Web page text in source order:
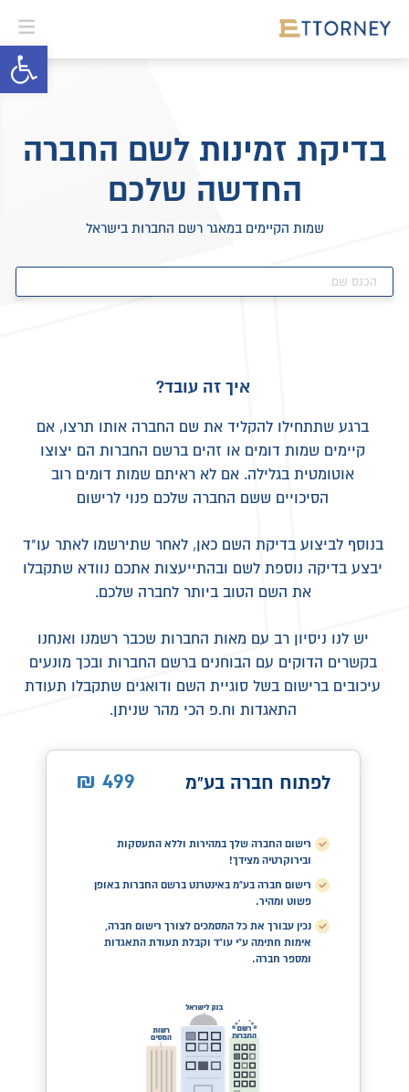
פתח
בדיקת זמינות לשם החברה
החדשה שלכם
שמות הקיימים במאגר רשם החברות בישראל
איך זה עובד?
ברגע שתתחילו להקליד את שם החברה אותו תרצו, אם
קיימים שמות דומים או זהים ברשם החברות הם יצוצו
אוטומטית בגלילה. אם לא ראיתם שמות דומים רוב
הסיכויים ששם החברה שלכם פנוי לרישום
בנוסף לביצוע בדיקת השם כאן, לאחר שתירשמו לאתר עו"ד
יבצע בדיקה נוספת לשם ובהתייעצות אתכם נוודא שתקבלו
את השם הטוב ביותר לחברה שלכם.
יש לנו ניסיון רב עם מאות החברות שכבר רשמנו ואנחנו
בקשרים הדוקים עם הבוחנים ברשם החברות ובכך מונעים
עיכובים ברישום בשל סוגיית השם ודואגים שתקבלו תעודת
התאגדות וח.פ הכי מהר שניתן.
499
₪ לפתוח חברה בע"מ
רישום החברה שלך במהירות וללא התעסקות
ובירוקרטיה מצידך!
רישום חברה בע"מ באינטרנט ברשם החברות באופן
פשוט ומהיר.
נכין עבורך את כל המסמכים לצורך רישום חברה,
אימות חתימה ע"י עו"ד וקבלת תעודת התאגדות
ומספר חברה.